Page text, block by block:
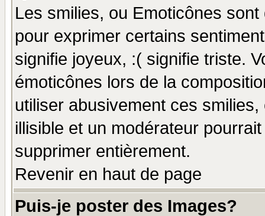
Les smilies, ou Emoticônes
pour exprimer certains
signifie joyeux, :( signifie triste.
émoticônes lors de la
utiliser abusivement ces
illisible et un modérateur
supprimer entièrement.
Revenir en haut de page
Puis-je poster des Images?